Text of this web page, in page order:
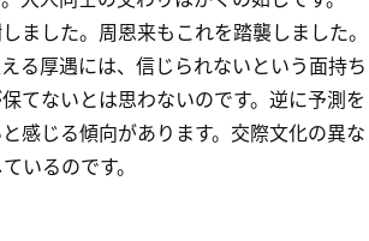
した。周恩来もこれを踏襲しました。
る厚遇には、信じられないという面持ち
てないとは思わないのです。逆に予測を
感じる傾向があります。交際文化の異な
いるのです。